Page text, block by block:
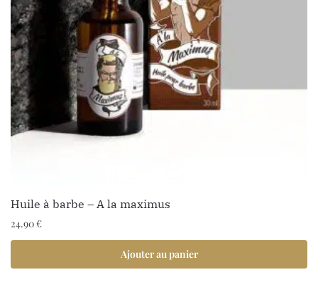
Huile à barbe – A la maximus
24.90€
Ajouter au panier